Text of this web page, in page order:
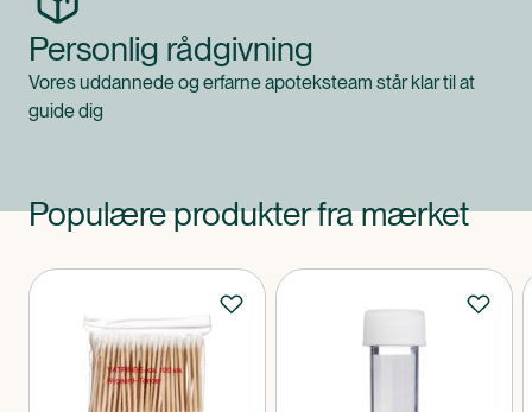
Personlig rådgivning
Vores uddannede og erfarne apoteksteam står klar til at
guide dig
Populære produkter fra mærket
Produkter